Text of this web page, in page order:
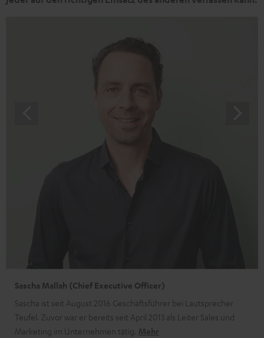
Sascha Mallah (Chief Executive Officer)
Sascha ist seit August 2016 Geschäftsführer bei Lautsprecher
Teufel. Zuvor war er bereits seit April 2013 als Leiter Sales und
Marketing im Unternehmen tätig. Mehr